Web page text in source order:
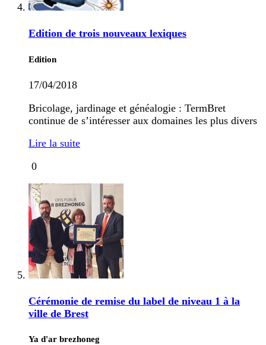
Edition de trois nouveaux lexiques
Edition
17/04/2018
Bricolage, jardinage et généalogie : TermBret
continue de s’intéresser aux domaines les plus divers
Lire la suite
0
Cérémonie de remise du label de niveau 1 à la
ville de Brest
Ya d'ar brezhoneg